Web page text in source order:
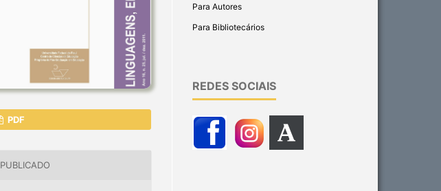
PDF
PUBLICADO
Para Autores
Para Bibliotecários
REDES SOCIAIS